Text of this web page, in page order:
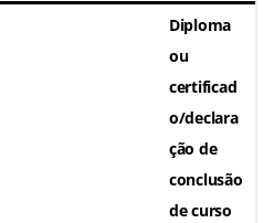
Diploma
ou
certificad
o/declara
ção de
conclusão
de curso